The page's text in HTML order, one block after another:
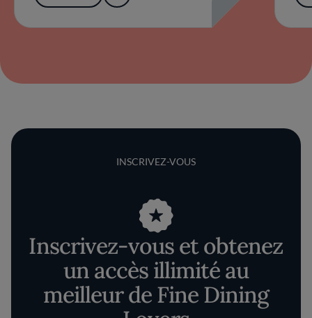
INSCRIVEZ-VOUS
Inscrivez-vous et obtenez
un accès illimité au
meilleur de Fine Dining